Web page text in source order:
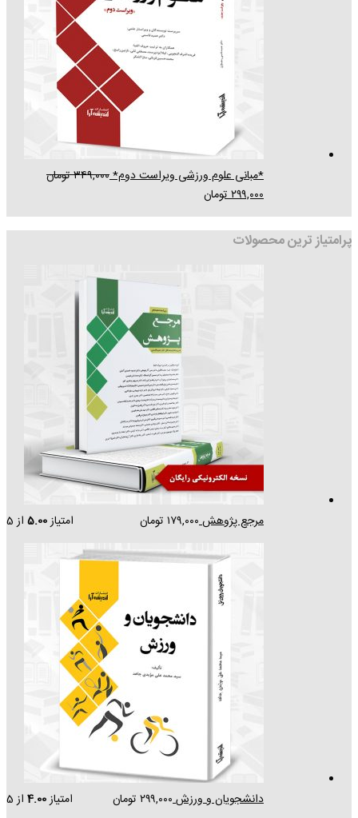
*مبانی علوم ورزشی ویراست دوم*۳۴۹,۰۰۰تومان
۲۹۹,۰۰۰تومان
پرامتیاز ترین محصولات
مرجع پژوهش امتیاز5.00 از 5 ۱۷۹,۰۰۰ تومان
دانشجویان و ورزش امتیاز4.00 از 5 ۲۹۹,۰۰۰ تومان